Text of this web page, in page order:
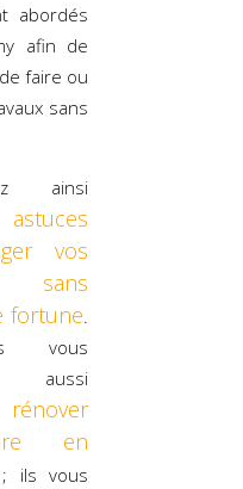
abordés
afin de
faire ou
sans
ainsi
astuces
vos
sans
fortune
vous
aussi
en
; ils vous